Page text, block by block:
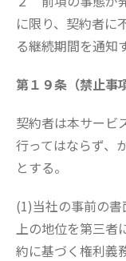
に限り、契約者に
る継続期間を通知
第１９条（禁止事
契約者は本サービ
行ってはならず、
とする。
(1)当社の事前の
上の地位を第三者
約に基づく権利義